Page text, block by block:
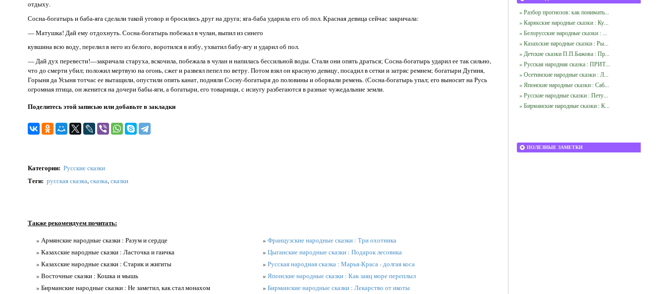
отдыху.
Сосна-богатырь и баба-яга сделали такой уговор и бросились друг на друга; яга-баба ударила его об пол. Красная девица сейчас закричала:
— Матушка! Дай ему отдохнуть. Сосна-богатырь побежал в чулан, выпил из синего
кувшина всю воду, перелил в него из белого, воротился в избу, ухватил бабу-ягу и ударил об пол.
— Дай дух перевести!—закричала старуха, вскочила, побежала в чулан и напилась бессильной воды. Стали они опять драться; Сосна-богатырь ударил ее так сильно,
что до смерти убил; положил мертвую на огонь, сжег и развеял пепел по ветру. Потом взял он красную девицу, посадил в сетки и затряс ремнем; богатыри Дугиня,
Горыня да Усыня тотчас ее вытащили, опустили опять канат, подняли Сосну-богатыря до половины и оборвали ремень. (Сосна-богатырь упал; его выносит на Русь
огромная птица, он женится на дочери бабы-яги, а богатыри, его товарищи, с исиугу разбегаются в разные чужедальние земли.
Поделитесь этой записью или добавьте в закладки
Категории: Русские сказки
Теги: русская сказка,сказка,сказки
Также рекомендуем почитать:
» Армянские народные сказки : Разум и сердце
» Казахские народные сказки : Ласточка и гаичка
» Казахские народные сказки : Старик и жигиты
» Восточные сказки : Кошка и мышь
» Бирманские народные сказки : Не заметил, как стал монахом
» Французские народные сказки : Три охотника
» Цыганские народные сказки : Подарок лесовика
» Русская народная сказка : Марья-Краса - долгая коса
» Японские народные сказки : Как заяц море переплыл
» Бирманские народные сказки : Лекарство от икоты
» Разбор прогнозов: как понимать...
» Карякские народные сказки : Ку...
» Белорусские народные сказки : ...
» Казахские народные сказки : Ры...
» Детские сказки П.П.Бажова : Пр...
» Русская народная сказка : ПРИТ...
» Осетинские народные сказки : Л...
» Японские народные сказки : Саб...
» Русские народные сказки : Пету...
» Бирманские народные сказки : К...
ПОЛЕЗНЫЕ ЗАМЕТКИ